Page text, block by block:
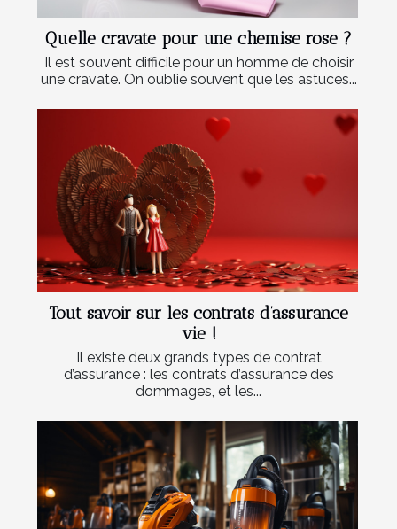
Quelle cravate pour une chemise rose ?
Il est souvent difficile pour un homme de choisir
une cravate. On oublie souvent que les astuces...
Tout savoir sur les contrats d’assurance
vie !
Il existe deux grands types de contrat
d’assurance : les contrats d’assurance des
dommages, et les...